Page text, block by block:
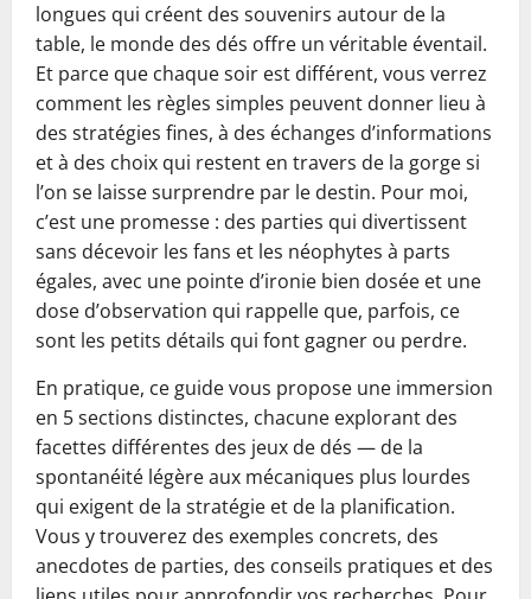
longues qui créent des souvenirs autour de la
table, le monde des dés offre un véritable éventail.
Et parce que chaque soir est différent, vous verrez
comment les règles simples peuvent donner lieu à
des stratégies fines, à des échanges d’informations
et à des choix qui restent en travers de la gorge si
l’on se laisse surprendre par le destin. Pour moi,
c’est une promesse : des parties qui divertissent
sans décevoir les fans et les néophytes à parts
égales, avec une pointe d’ironie bien dosée et une
dose d’observation qui rappelle que, parfois, ce
sont les petits détails qui font gagner ou perdre.
En pratique, ce guide vous propose une immersion
en 5 sections distinctes, chacune explorant des
facettes différentes des jeux de dés — de la
spontanéité légère aux mécaniques plus lourdes
qui exigent de la stratégie et de la planification.
Vous y trouverez des exemples concrets, des
anecdotes de parties, des conseils pratiques et des